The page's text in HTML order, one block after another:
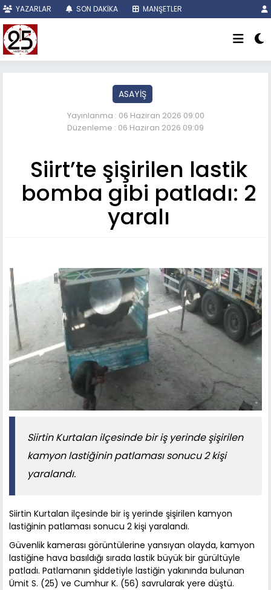
YAZARLAR SON DAKİKA MANŞETLER
ASAYİŞ
Yayınlanma : 06 Haziran 2026 09:00
Düzenleme : 06 Haziran 2026 09:09
Siirt’te şişirilen lastik
bomba gibi patladı: 2
yaralı
Siirtin Kurtalan ilçesinde bir iş yerinde şişirilen
kamyon lastiğinin patlaması sonucu 2 kişi
yaralandı.
Siirtin Kurtalan ilçesinde bir iş yerinde şişirilen kamyon
lastiğinin patlaması sonucu 2 kişi yaralandı.
Güvenlik kamerası görüntülerine yansıyan olayda, kamyon
lastiğine hava basıldığı sırada lastik büyük bir gürültüyle
patladı. Patlamanın şiddetiyle lastiğin yakınında bulunan
Ümit S. (25) ve Cumhur K. (56) savrularak yere düştü.